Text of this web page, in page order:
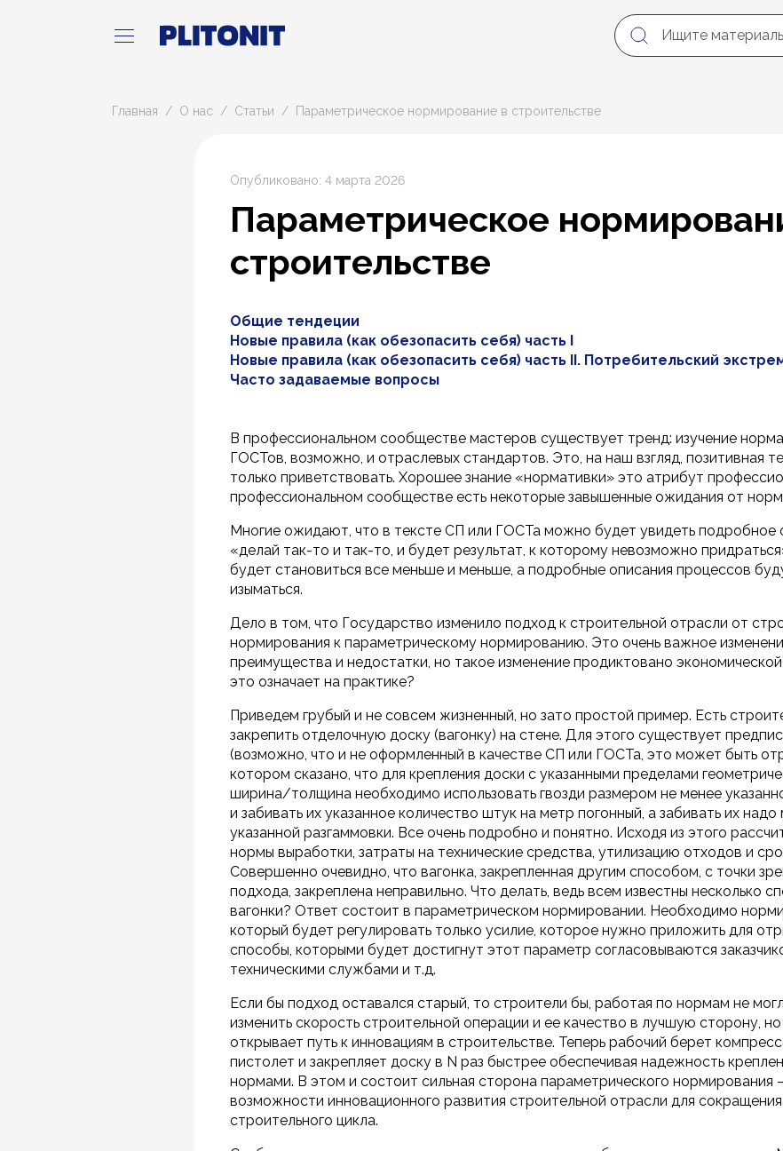
Главная О нас Статьи Параметрическое нормирование в строительстве
Опубликовано: 4 марта 2026
Параметрическое
строительстве
Общие тендеции
Новые правила (как обезопасить себя) часть I
Новые правила (как обезопасить себя) часть II. Потребительский
Часто задаваемые вопросы
В профессиональном сообществе мастеров существует тренд: изучение
ГОСТов, возможно, и отраслевых стандартов. Это, на наш взгляд, позитивная
только приветствовать. Хорошее знание «нормативки» это атрибут
профессиональном сообществе есть некоторые завышенные ожидания от
Многие ожидают, что в тексте СП или ГОСТа можно будет увидеть подробное
«делай так-то и так-то, и будет результат, к которому невозможно
будет становиться все меньше и меньше, а подробные описания процессов
изыматься.
Дело в том, что Государство изменило подход к строительной отрасли от
нормирования к параметрическому нормированию. Это очень важное
преимущества и недостатки, но такое изменение продиктовано
это означает на практике?
Приведем грубый и не совсем жизненный, но зато простой пример. Есть
закрепить отделочную доску (вагонку) на стене. Для этого существует
(возможно, что и не оформленный в качестве СП или ГОСТа, это может быть
котором сказано, что для крепления доски с указанными пределами
ширина/толщина необходимо использовать гвозди размером не менее
и забивать их указанное количество штук на метр погонный, а забивать их
указанной разгаммовки. Все очень подробно и понятно. Исходя из этого
нормы выработки, затраты на технические средства, утилизацию отходов и
Совершенно очевидно, что вагонка, закрепленная другим способом, с точки
подхода, закреплена неправильно. Что делать, ведь всем известны несколько
вагонки? Ответ состоит в параметрическом нормировании. Необходимо
который будет регулировать только усилие, которое нужно приложить для
способы, которыми будет достигнут этот параметр согласовываются
техническими службами и т.д.
Если бы подход оставался старый, то строители бы, работая по нормам не
изменить скорость строительной операции и ее качество в лучшую сторону,
открывает путь к инновациям в строительстве. Теперь рабочий берет
пистолет и закрепляет доску в N раз быстрее обеспечивая надежность
нормами. В этом и состоит сильная сторона параметрического нормирования
возможности инновационного развития строительной отрасли для
строительного цикла.